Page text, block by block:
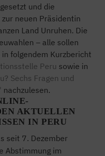
und die
neuen Präsidentin
Land Unruhen. Die
– alle sollen
folgendem Kurzbericht
Peru sowie in
Sechs Fragen und
nachzulesen.
AKTUELLEN
IN PERU
seit 7. Dezember
Abstimmung im